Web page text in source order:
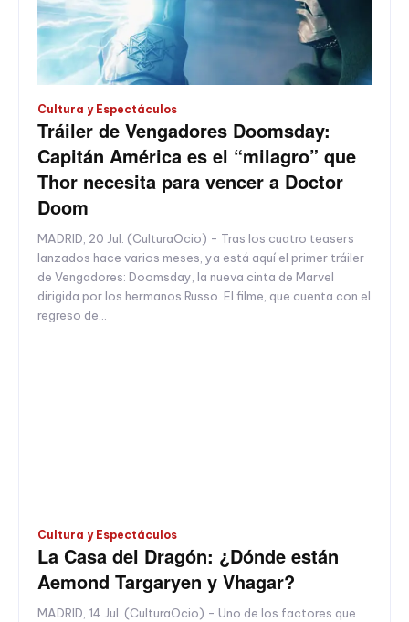
Cultura y Espectáculos
Tráiler de Vengadores Doomsday:
Capitán América es el “milagro” que
Thor necesita para vencer a Doctor
Doom
MADRID, 20 Jul. (CulturaOcio) - Tras los cuatro teasers
lanzados hace varios meses, ya está aquí el primer tráiler
de Vengadores: Doomsday, la nueva cinta de Marvel
dirigida por los hermanos Russo. El filme, que cuenta con el
regreso de...
Cultura y Espectáculos
La Casa del Dragón: ¿Dónde están
Aemond Targaryen y Vhagar?
MADRID, 14 Jul. (CulturaOcio) - Uno de los factores que